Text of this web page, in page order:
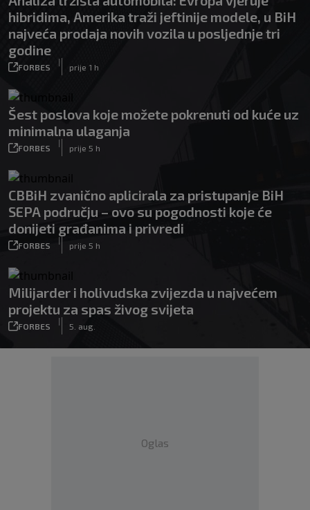
hibridima, Amerika traži jeftinije modele, u BiH
najveća prodaja novih vozila u posljednje tri
godine
FORBES
|
prije 1 h
Šest poslova koje možete pokrenuti od kuće uz
minimalna ulaganja
FORBES
|
prije 5 h
CBBiH zvanično aplicirala za pristupanje BiH
SEPA području – ovo su pogodnosti koje će
donijeti građanima i privredi
FORBES
|
prije 5 h
Milijarder i holivudska zvijezda u najvećem
projektu za spas živog svijeta
FORBES
|
5. aug.
Oglas